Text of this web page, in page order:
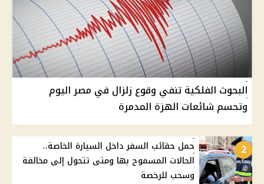
البحوث الفلكية تنفي وقوع زلزال في مصر اليوم
وتحسم شائعات الهزة المدمرة
2
حمل حقائب السفر داخل السيارة الخاصة..
الحالات المسموح بها ومتى تتحول إلى مخالفة
وسحب للرخصة